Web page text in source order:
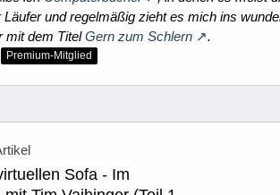
und regelmäßig zieht es mich ins
mit dem TitelGern zum Schlern .
Premium-Mitglied
Sofa - Im